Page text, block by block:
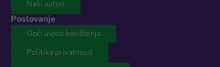
Naši autori
Poslovanje
Opći uvjeti korištenja
Politika privatnosti